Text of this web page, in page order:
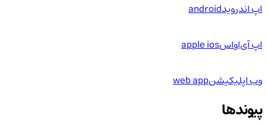
اپ اندرویدandroid
اپ آی‌او‌اسapple ios
وب اپلیکیشنweb app
پیوندها